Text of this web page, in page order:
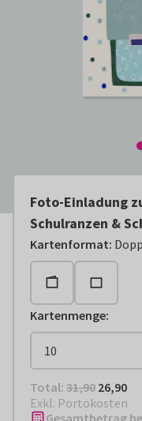
Foto-Einladung
Schulranzen &
Kartenformat:
Kartenmenge:
Total: € 26,90
Total: 31,90 26,90
Exkl. Portokosten